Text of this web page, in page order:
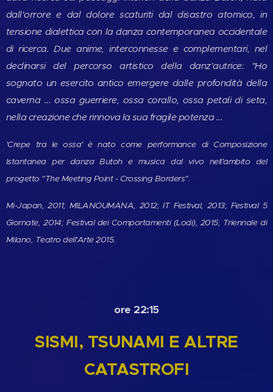
dall'orrore e dal dolore scaturiti dal disastro atomico, in
tensione dialettica con la danza contemporanea occidentale
di ricerca. Due anime, interconnesse e complementari, nel
declinarsi del percorso artistico della danz'autrice: "Ho
sognato un esercito antico emergere dalle profondità della
caverna ... ossa guerriere, ossa corallo, ossa petali di seta,
nella creazione che rinnova la sua fragile potenza ...
'Crepe tra le ossa' è nato come performance di Composizione
Istantanea per danza Butoh e musica dal vivo nell'ambito del
progetto "The Meeting Point - Crossing Borders".
Mi-Japan, 2011; MILANOUMANA, 2012; IT Festival, 2013; Festival 5
Giornate, 2014; Festival dei Comportamenti (Lodi), 2015; Triennale di
Milano, Teatro dell'Arte 2015.
ore 22:15
SISMI, TSUNAMI E ALTRE
CATASTROFI